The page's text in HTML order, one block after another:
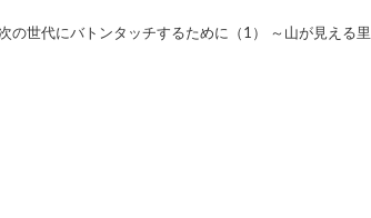
の世代にバトンタッチするために（1） ～山が見える里